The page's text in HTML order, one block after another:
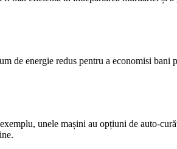
de energie redus pentru a economisi bani
unele mașini au opțiuni de auto-